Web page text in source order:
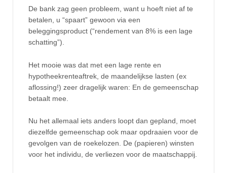
De bank zag geen probleem, want u hoeft niet af te
betalen, u “spaart” gewoon via een
beleggingsproduct (“rendement van 8% is een lage
schatting”).
Het mooie was dat met een lage rente en
hypotheekrenteaftrek, de maandelijkse lasten (ex
aflossing!) zeer dragelijk waren: En de gemeenschap
betaalt mee.
Nu het allemaal iets anders loopt dan gepland, moet
diezelfde gemeenschap ook maar opdraaien voor de
gevolgen van de roekelozen. De (papieren) winsten
voor het individu, de verliezen voor de maatschappij.